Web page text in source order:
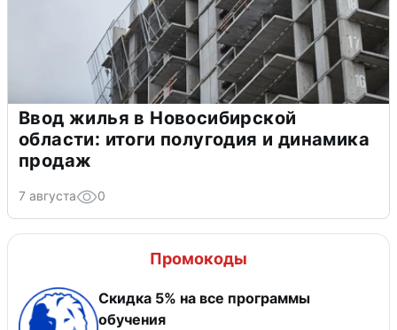
Ввод жилья в Новосибирской
области: итоги полугодия и динамика
продаж
7 августа 0
Промокоды
Скидка 5% на все программы
обучения